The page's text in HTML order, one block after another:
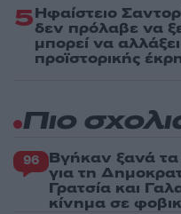
5Ηφαίστειο
δεν πρόλαβε να
μπορεί να
προϊστορικής
Πιο
96 Βγήκαν ξανά τα
για τη
Γρατσία και
κίνημα σε